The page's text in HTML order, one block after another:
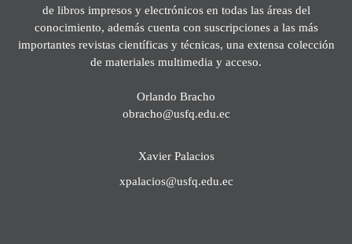
de libros impresos y electrónicos en todas las áreas del
conocimiento, además cuenta con suscripciones a las más
importantes revistas científicas y técnicas, una extensa colección
de materiales multimedia y acceso.
Orlando Bracho
obracho@usfq.edu.ec
Xavier Palacios
xpalacios@usfq.edu.ec